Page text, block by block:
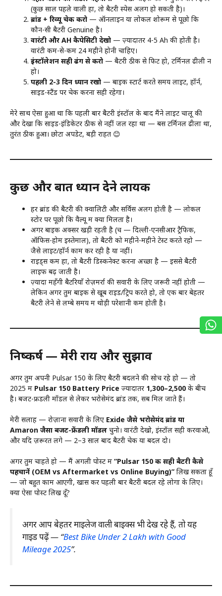
(कुछ साल पहले वाली हों, तो बैटरी स्पेस अलग हो सकती है)।
ब्रांड + रिव्यू चेक करो — ऑनलाइन या लोकल शोरूम से पूछो कि
कौन-सी बैटरी Genuine है।
वारंटी और AH कैपेसिटी देखो — ज़्यादातर 4-5 Ah की होती है।
वारंटी कम-से-कम 24 महीने होनी चाहिए।
इंस्टॉलेशन सही ढंग से करो — बैटरी ठीक से फिट हो, टर्मिनल ढीली न
हो।
पहली 2-3 दिन ध्यान रखो — बाइक स्टार्ट करते समय लाइट, हॉर्न,
साइड-स्टैंड पर चेक करना सही रहेगा।
मेरे साथ ऐसा हुआ था कि पहली बार बैटरी इंस्टॉल के बाद मैंने लाइट चालू की
और देखा कि साइड-इंडिकेटर ठीक से नहीं जल रहा था — बस टर्मिनल ढीला था,
तुरंत ठीक हुआ। छोटा अपडेट, बड़ी राहत 😊
कुछ और बातें ध्यान देने लायक
हर ब्रांड की बैटरी की क्वालिटी और सर्विस अलग होती है — लोकल
स्टोर पर पूछो कि वैल्यू में क्या मिलता है।
अगर बाइक अक्सर खड़ी रहती है (च — दिल्ली-एनसीआर ट्रैफिक,
ऑफिस-होम इस्तेमाल), तो बैटरी को महीने-महीने टेस्ट करते रहो —
जैसे लाइट/हॉर्न काम कर रही है या नहीं।
राइड्स कम हों, तो बैटरी डिस्कनेक्ट करना अच्छा है — इससे बैटरी
लाइफ बढ़ जाती है।
ज़्यादा महँगी बैटरियाँ रोज़मर्रा की सवारी के लिए जरूरी नहीं होती —
लेकिन अगर तुम बाइक से खूब राइड/ट्रिप करते हो, तो एक बार बेहतर
बैटरी लेने से लम्बे समय में थोड़ी परेशानी कम होती है।
निष्कर्ष — मेरी राय और सुझाव
अगर तुम अपनी Pulsar 150 के लिए बैटरी बदलने की सोच रहे हो — तो
2025 में Pulsar 150 Battery Price ज्यादातर ₹1,300–₹2,500 के बीच
है। बजट-फ्रेंडली मॉडल से लेकर भरोसेमंद ब्रांड तक, सब मिल जाते हैं।
मेरी सलाह — रोज़ाना सवारी के लिए Exide जैसे भरोसेमंद ब्रांड या
Amaron जैसा बजट-फ्रेंडली मॉडल चुनो। वारंटी देखो, इंस्टॉल सही करवाओ,
और यदि ज़रूरत लगे — 2–3 साल बाद बैटरी चेक या बदल दो।
अगर तुम चाहते हो — मैं अगली पोस्ट में “Pulsar 150 की सही बैटरी कैसे
पहचानें (OEM vs Aftermarket vs Online Buying)” लिख सकता हूँ
— जो बहुत काम आएगी, खास कर पहली बार बैटरी बदल रहे लोगों के लिए।
क्या ऐसा पोस्ट लिख दूँ?
अगर आप बेहतर माइलेज वाली बाइक्स भी देख रहे हैं, तो यह
गाइड पढ़ें — “Best Bike Under 2 Lakh with Good
Mileage 2025”.